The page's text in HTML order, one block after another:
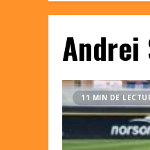
Andrei
11 MIN DE